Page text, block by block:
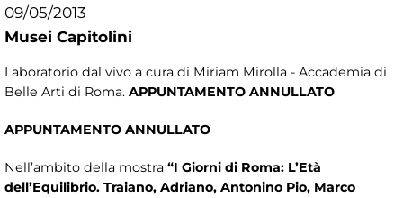
09/05/2013
Musei Capitolini
Laboratorio dal vivo a cura di Miriam Mirolla - Accademia di
Belle Arti di Roma. APPUNTAMENTO ANNULLATO
APPUNTAMENTO ANNULLATO
Nell’ambito della mostra “I Giorni di Roma: L’Età
dell’Equilibrio. Traiano, Adriano, Antonino Pio, Marco